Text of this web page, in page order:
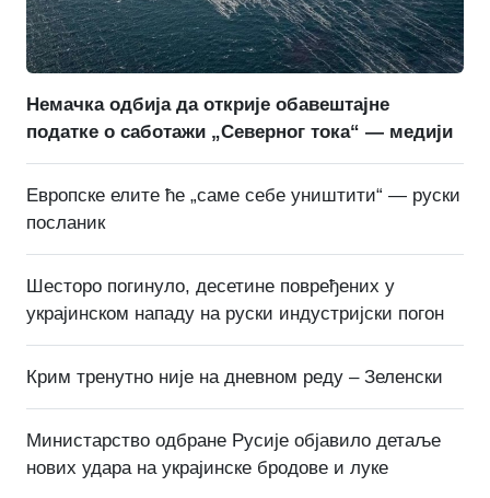
Немачка одбија да открије обавештајне
податке о саботажи „Северног тока“ — медији
Европске елите ће „саме себе уништити“ — руски
посланик
Шесторо погинуло, десетине повређених у
украјинском нападу на руски индустријски погон
Крим тренутно није на дневном реду – Зеленски
Министарство одбране Русије објавило детаље
нових удара на украјинске бродове и луке